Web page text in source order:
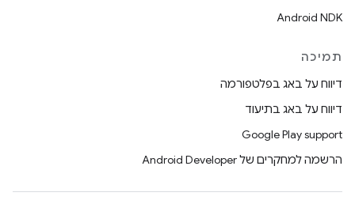
Android NDK
תמיכה
דיווח על באג בפלטפורמה
דיווח על באג בתיעוד
Google Play support
הרשמה למחקרים של Android Developer